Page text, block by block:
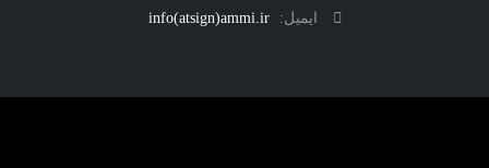
ایمیل:
info(atsign)ammi.ir